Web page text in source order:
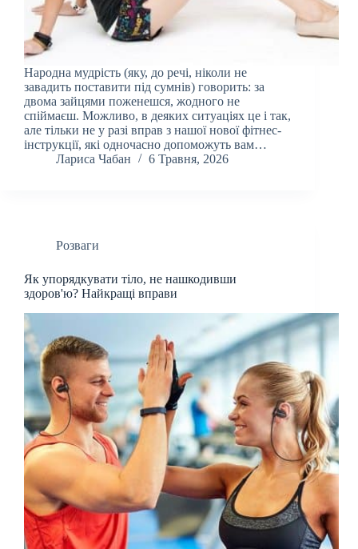
Народна мудрість (яку, до речі, ніколи не
завадить поставити під сумнів) говорить: за
двома зайцями поженешся, жодного не
спіймаєш. Можливо, в деяких ситуаціях це і так,
але тільки не у разі вправ з нашої нової фітнес-
інструкції, які одночасно допоможуть вам…
Лариса Чабан
6 Травня, 2026
Розваги
Як упорядкувати тіло, не нашкодивши
здоров'ю? Найкращі вправи